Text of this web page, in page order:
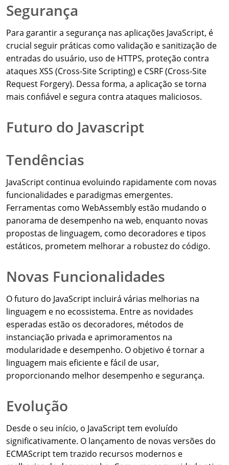
Segurança
Para garantir a segurança nas aplicações JavaScript, é
crucial seguir práticas como validação e sanitização de
entradas do usuário, uso de HTTPS, proteção contra
ataques XSS (Cross-Site Scripting) e CSRF (Cross-Site
Request Forgery). Dessa forma, a aplicação se torna
mais confiável e segura contra ataques maliciosos.
Futuro do Javascript
Tendências
JavaScript continua evoluindo rapidamente com novas
funcionalidades e paradigmas emergentes.
Ferramentas como WebAssembly estão mudando o
panorama de desempenho na web, enquanto novas
propostas de linguagem, como decoradores e tipos
estáticos, prometem melhorar a robustez do código.
Novas Funcionalidades
O futuro do JavaScript incluirá várias melhorias na
linguagem e no ecossistema. Entre as novidades
esperadas estão os decoradores, métodos de
instanciação privada e aprimoramentos na
modularidade e desempenho. O objetivo é tornar a
linguagem mais eficiente e fácil de usar,
proporcionando melhor desempenho e segurança.
Evolução
Desde o seu início, o JavaScript tem evoluído
significativamente. O lançamento de novas versões do
ECMAScript tem trazido recursos modernos e